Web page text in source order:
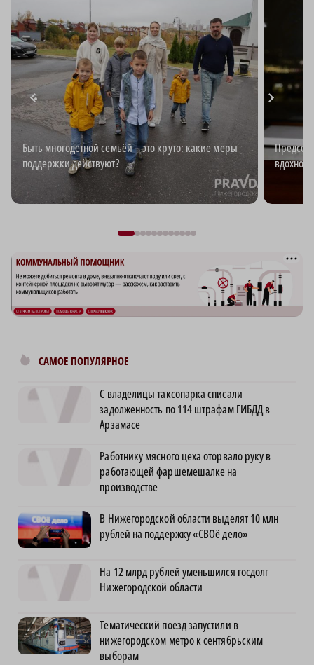
Быть многодетной семьёй – это круто: какие меры
поддержки действуют?
САМОЕ ПОПУЛЯРНОЕ
С владелицы таксопарка списали
задолженность по 114 штрафам ГИБДД в
Арзамасе
Работнику мясного цеха оторвало руку в
работающей фаршемешалке на
производстве
В Нижегородской области выделят 10 млн
рублей на поддержку «СВОё дело»
На 12 млрд рублей уменьшился госдолг
Нижегородской области
Тематический поезд запустили в
нижегородском метро к сентябрьским
выборам